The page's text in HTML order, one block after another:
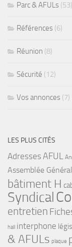
Parc & AFULs (53)
Références (6)
Réunion (8)
Sécurité (12)
Vos annonces (7)
LES PLUS CITÉS
Adresses AFUL
Assemblée Général
bâtiment H
Syndical
entretien
hall interphone
& AFULs plaque